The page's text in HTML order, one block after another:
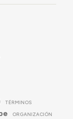
TÉRMINOS
ORGANIZACIÓN